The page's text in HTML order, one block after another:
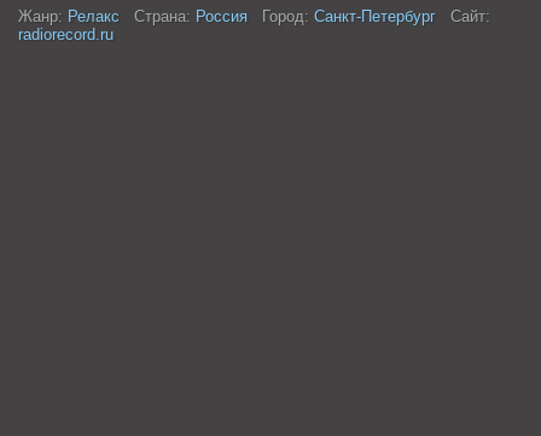
Жанр: Релакс Страна: Россия Город: Санкт-Петербург
Сайт:
radiorecord.ru